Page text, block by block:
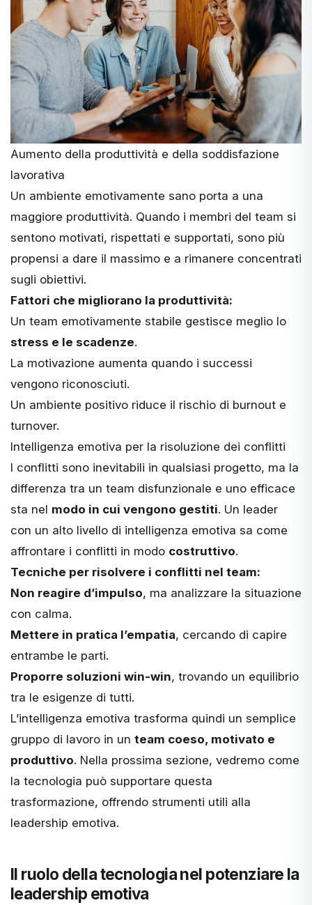
Aumento della produttività e della soddisfazione
lavorativa
Un ambiente emotivamente sano porta a una
maggiore produttività. Quando i membri del team si
sentono motivati, rispettati e supportati, sono più
propensi a dare il massimo e a rimanere concentrati
sugli obiettivi.
Fattori che migliorano la produttività:
Un team emotivamente stabile gestisce meglio lo
stress e le scadenze.
La motivazione aumenta quando i successi
vengono riconosciuti.
Un ambiente positivo riduce il rischio di burnout e
turnover.
Intelligenza emotiva per la risoluzione dei conflitti
I conflitti sono inevitabili in qualsiasi progetto, ma la
differenza tra un team disfunzionale e uno efficace
sta nel modo in cui vengono gestiti. Un leader
con un alto livello di intelligenza emotiva sa come
affrontare i conflitti in modo costruttivo.
Tecniche per risolvere i conflitti nel team:
Non reagire d’impulso, ma analizzare la situazione
con calma.
Mettere in pratica l’empatia, cercando di capire
entrambe le parti.
Proporre soluzioni win-win, trovando un equilibrio
tra le esigenze di tutti.
L’intelligenza emotiva trasforma quindi un semplice
gruppo di lavoro in un team coeso, motivato e
produttivo. Nella prossima sezione, vedremo come
la tecnologia può supportare questa
trasformazione, offrendo strumenti utili alla
leadership emotiva.
Il ruolo della tecnologia nel potenziare la
leadership emotiva